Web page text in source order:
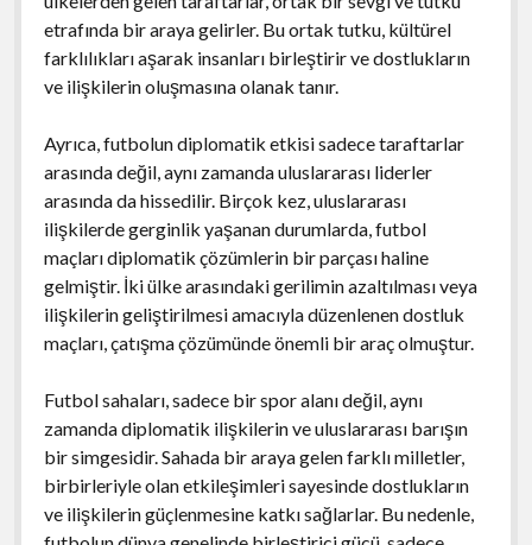
etrafında bir araya gelirler. Bu ortak tutku, kültürel
farklılıkları aşarak insanları birleştirir ve dostlukların
ve ilişkilerin oluşmasına olanak tanır.
Ayrıca, futbolun diplomatik etkisi sadece taraftarlar
arasında değil, aynı zamanda uluslararası liderler
arasında da hissedilir. Birçok kez, uluslararası
ilişkilerde gerginlik yaşanan durumlarda, futbol
maçları diplomatik çözümlerin bir parçası haline
gelmiştir. İki ülke arasındaki gerilimin azaltılması veya
ilişkilerin geliştirilmesi amacıyla düzenlenen dostluk
maçları, çatışma çözümünde önemli bir araç olmuştur.
Futbol sahaları, sadece bir spor alanı değil, aynı
zamanda diplomatik ilişkilerin ve uluslararası barışın
bir simgesidir. Sahada bir araya gelen farklı milletler,
birbirleriyle olan etkileşimleri sayesinde dostlukların
ve ilişkilerin güçlenmesine katkı sağlarlar. Bu nedenle,